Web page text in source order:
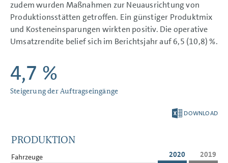
zudem wurden Maßnahmen zur Neuausrichtung von
Produktionsstätten getroffen. Ein günstiger Produktmix
und Kosteneinsparungen wirkten positiv. Die operative
Umsatzrendite belief sich im Berichtsjahr auf 6,5 (10,8) %.
4,7 %
Steigerung der Auftragseingänge
DOWNLOAD
PRODUKTION
Fahrzeuge 2020 2019